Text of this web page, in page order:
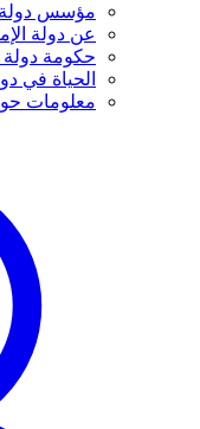
مؤسس دولة
عن دولة
حكومة دولة
الحياة في
معلومات